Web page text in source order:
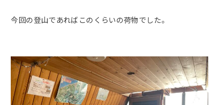
今回の登山であればこのくらいの荷物でした。